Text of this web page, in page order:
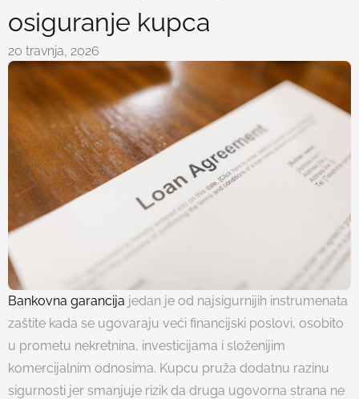
osiguranje kupca
20 travnja, 2026
Bankovna garancija jedan je od najsigurnijih instrumenata
zaštite kada se ugovaraju veći financijski poslovi, osobito
u prometu nekretnina, investicijama i složenijim
komercijalnim odnosima. Kupcu pruža dodatnu razinu
sigurnosti jer smanjuje rizik da druga ugovorna strana ne